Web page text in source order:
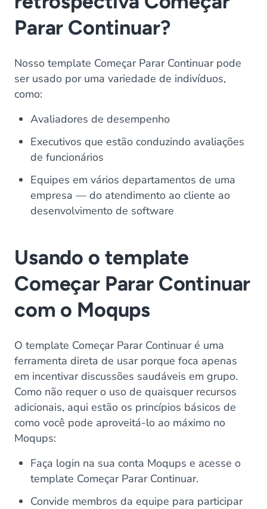
Parar Continuar?
Nosso template Começar Parar Continuar pode
ser usado por uma variedade de indivíduos,
como:
Avaliadores de desempenho
Executivos que estão conduzindo avaliações
de funcionários
Equipes em vários departamentos de uma
empresa — do atendimento ao cliente ao
desenvolvimento de software
Usando o template
Começar Parar Continuar
com o Moqups
O template Começar Parar Continuar é uma
ferramenta direta de usar porque foca apenas
em incentivar discussões saudáveis em grupo.
Como não requer o uso de quaisquer recursos
adicionais, aqui estão os princípios básicos de
como você pode aproveitá-lo ao máximo no
Moqups:
Faça login na sua conta Moqups e acesse o
template Começar Parar Continuar.
Convide membros da equipe para participar